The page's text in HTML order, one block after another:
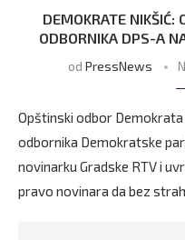
DEMOKRATE NIKŠIĆ:
ODBORNIKA DPS-A
od PressNews
Opštinski odbor
odbornika Demokratske
novinarku Gradske RTV i
pravo novinara da bez